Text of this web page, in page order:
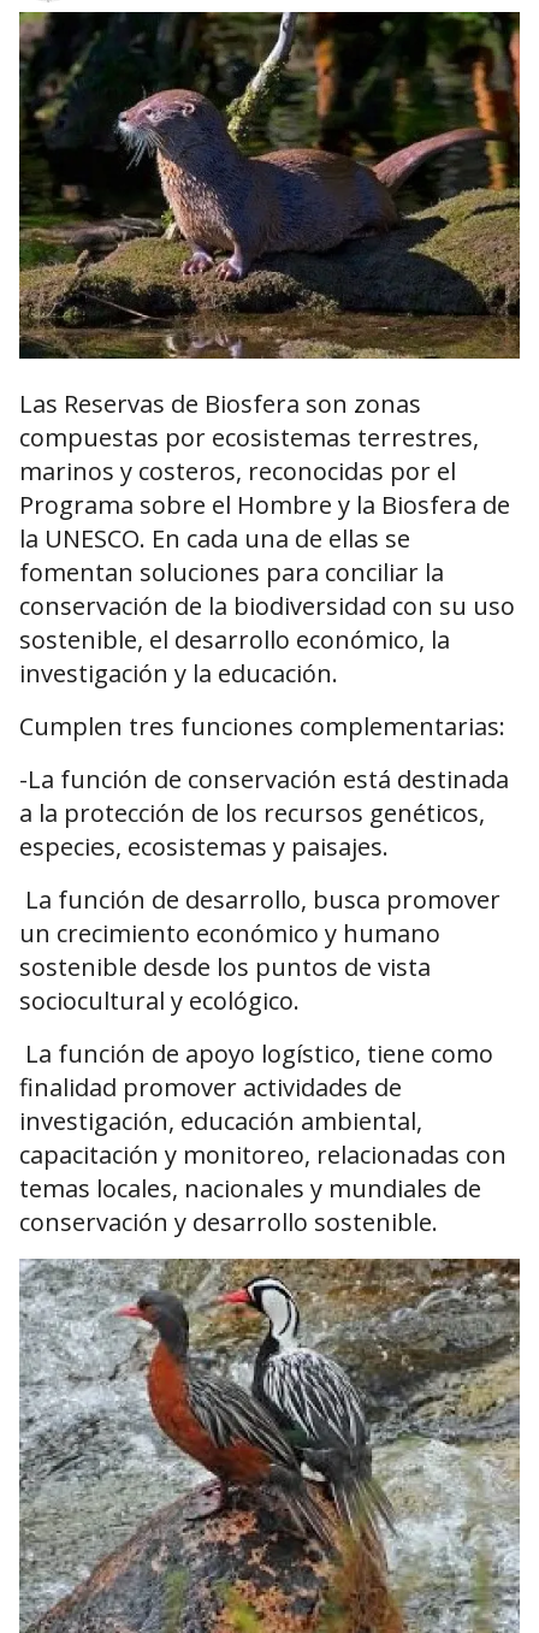
Las Reservas de Biosfera son zonas
compuestas por ecosistemas terrestres,
marinos y costeros, reconocidas por el
Programa sobre el Hombre y la Biosfera de
la UNESCO. En cada una de ellas se
fomentan soluciones para conciliar la
conservación de la biodiversidad con su uso
sostenible, el desarrollo económico, la
investigación y la educación.
Cumplen tres funciones complementarias:
-La función de conservación está destinada
a la protección de los recursos genéticos,
especies, ecosistemas y paisajes.
La función de desarrollo, busca promover
un crecimiento económico y humano
sostenible desde los puntos de vista
sociocultural y ecológico.
La función de apoyo logístico, tiene como
finalidad promover actividades de
investigación, educación ambiental,
capacitación y monitoreo, relacionadas con
temas locales, nacionales y mundiales de
conservación y desarrollo sostenible.